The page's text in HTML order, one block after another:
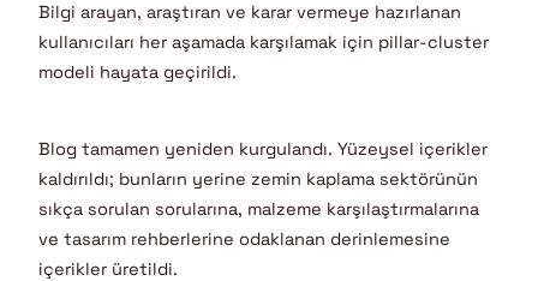
Bilgi arayan, araştıran ve karar vermeye hazırlanan
kullanıcıları her aşamada karşılamak için pillar-cluster
modeli hayata geçirildi.
Blog tamamen yeniden kurgulandı. Yüzeysel içerikler
kaldırıldı; bunların yerine zemin kaplama sektörünün
sıkça sorulan sorularına, malzeme karşılaştırmalarına
ve tasarım rehberlerine odaklanan derinlemesine
içerikler üretildi.